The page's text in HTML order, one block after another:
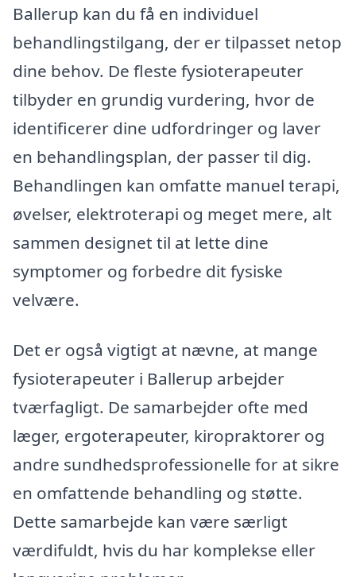
Ballerup kan du få en individuel
behandlingstilgang, der er tilpasset netop
dine behov. De fleste fysioterapeuter
tilbyder en grundig vurdering, hvor de
identificerer dine udfordringer og laver
en behandlingsplan, der passer til dig.
Behandlingen kan omfatte manuel terapi,
øvelser, elektroterapi og meget mere, alt
sammen designet til at lette dine
symptomer og forbedre dit fysiske
velvære.
Det er også vigtigt at nævne, at mange
fysioterapeuter i Ballerup arbejder
tværfagligt. De samarbejder ofte med
læger, ergoterapeuter, kiropraktorer og
andre sundhedsprofessionelle for at sikre
en omfattende behandling og støtte.
Dette samarbejde kan være særligt
værdifuldt, hvis du har komplekse eller